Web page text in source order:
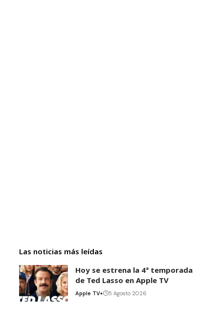
Las noticias más leídas
Hoy se estrena la 4ª temporada
de Ted Lasso en Apple TV
Apple TV+ 5 Agosto 2026